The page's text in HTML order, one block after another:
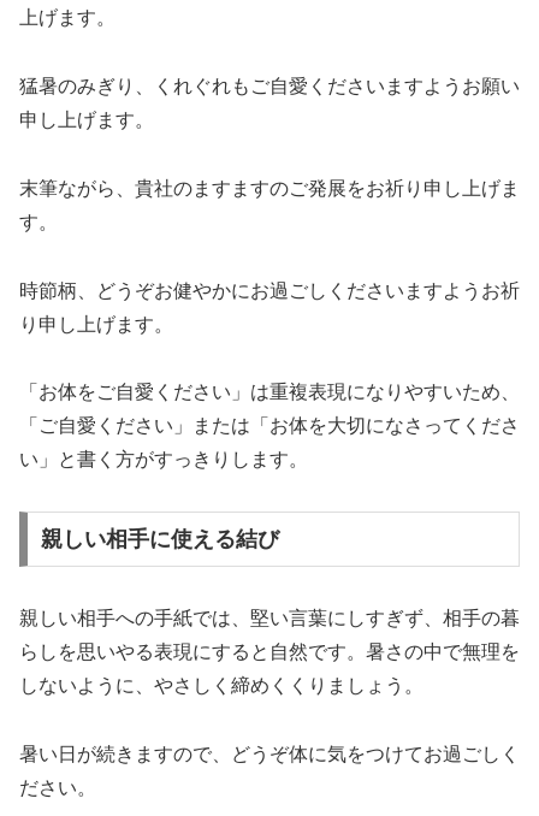
上げます。
猛暑のみぎり、くれぐれもご自愛くださいますようお願い
申し上げます。
末筆ながら、貴社のますますのご発展をお祈り申し上げま
す。
時節柄、どうぞお健やかにお過ごしくださいますようお祈
り申し上げます。
「お体をご自愛ください」は重複表現になりやすいため、
「ご自愛ください」または「お体を大切になさってくださ
い」と書く方がすっきりします。
親しい相手に使える結び
親しい相手への手紙では、堅い言葉にしすぎず、相手の暮
らしを思いやる表現にすると自然です。暑さの中で無理を
しないように、やさしく締めくくりましょう。
暑い日が続きますので、どうぞ体に気をつけてお過ごしく
ださい。